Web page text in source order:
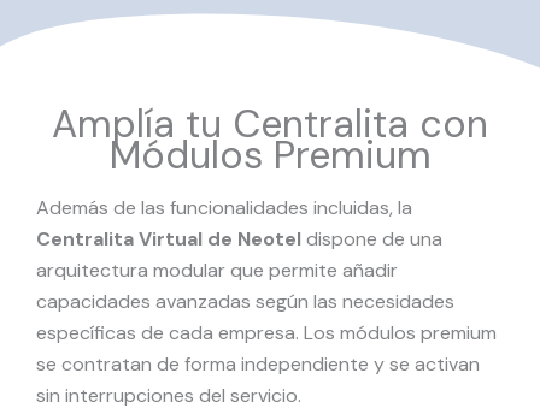
Amplía tu Centralita con
Módulos Premium
Además de las funcionalidades incluidas, la
Centralita Virtual de Neoteldispone de una
arquitectura modular que permite añadir
capacidades avanzadas según las necesidades
específicas de cada empresa. Los módulos premium
se contratan de forma independiente y se activan
sin interrupciones del servicio.